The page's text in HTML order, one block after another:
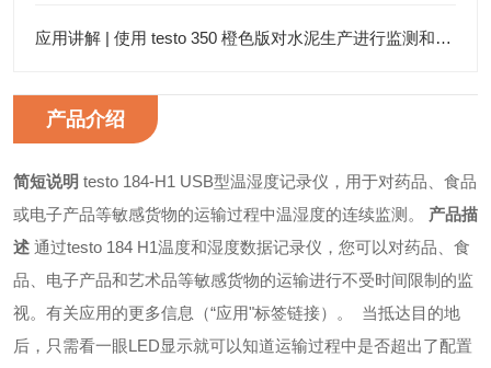
应用讲解 | 使用 testo 350 橙色版对水泥生产进行监测和优化
产品介绍
简短说明 testo 184-H1 USB型温湿度记录仪，用于对药品、食品
或电子产品等敏感货物的运输过程中温湿度的连续监测。
产品描
述 通过testo 184 H1温度和湿度数据记录仪，您可以对药品、食
品、电子产品和艺术品等敏感货物的运输进行不受时间限制的监
视。有关应用的更多信息（“应用"标签链接）。
当抵达目的地
后，只需看一眼LED显示就可以知道运输过程中是否超出了配置